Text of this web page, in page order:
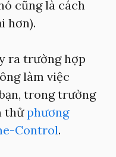
cũng là cách
hơn).
ra trường hợp
làm việc
trong trường
thửphương
Control.